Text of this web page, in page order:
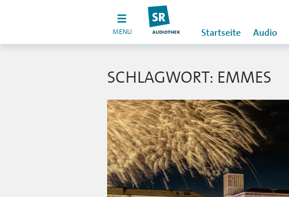
MENU Startseite Audio
SCHLAGWORT: EMMES